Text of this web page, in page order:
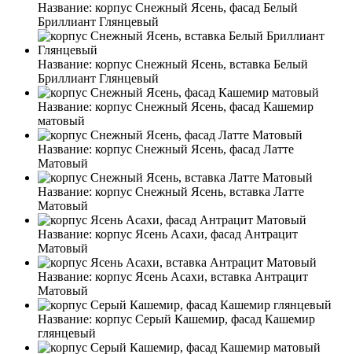
Название: корпус Снежный Ясень, фасад Белый
Бриллиант Глянцевый
Название: корпус Снежный Ясень, вставка Белый
Бриллиант Глянцевый
Название: корпус Снежный Ясень, фасад Кашемир
матовый
Название: корпус Снежный Ясень, фасад Латте
Матовый
Название: корпус Снежный Ясень, вставка Латте
Матовый
Название: корпус Ясень Асахи, фасад Антрацит
Матовый
Название: корпус Ясень Асахи, вставка Антрацит
Матовый
Название: корпус Серый Кашемир, фасад Кашемир
глянцевый